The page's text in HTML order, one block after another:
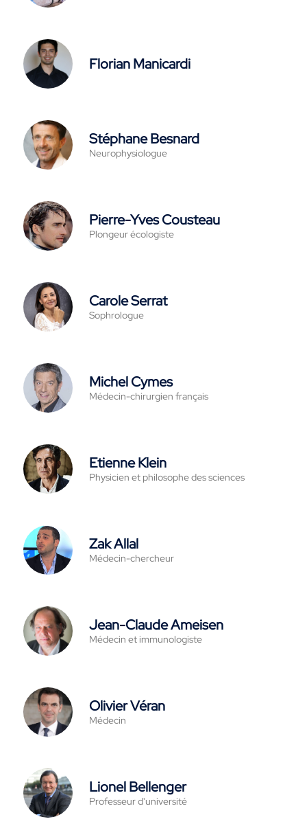
Florian Manicardi
Stéphane Besnard
Neurophysiologue
Pierre-Yves Cousteau
Plongeur écologiste
Carole Serrat
Sophrologue
Michel Cymes
Médecin-chirurgien français
Etienne Klein
Physicien et philosophe des sciences
Zak Allal
Médecin-chercheur
Jean-Claude Ameisen
Médecin et immunologiste
Olivier Véran
Médecin
Lionel Bellenger
Professeur d'université